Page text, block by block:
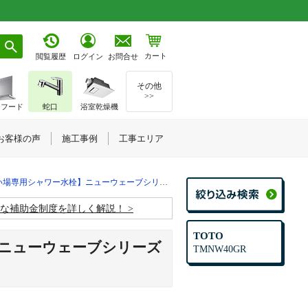
TOTO
TMNW40GR
閲覧履歴 ログイン お問合せ カート
専用シャワー水栓】ニューウェーブシリーズ
補助金制度を詳しく解説！
ューウェーブシリーズ
ード 蛇口 浴室乾燥機
その他
>>
客様の声 施工事例 工事エリア